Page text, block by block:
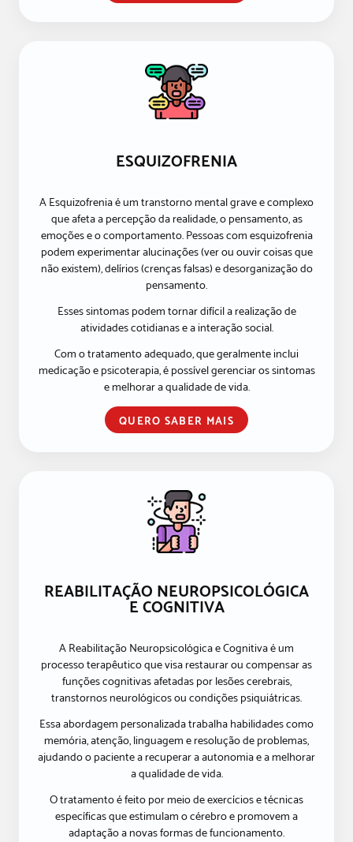
ESQUIZOFRENIA
A Esquizofrenia é um transtorno mental grave e complexo
que afeta a percepção da realidade, o pensamento, as
emoções e o comportamento. Pessoas com esquizofrenia
podem experimentar alucinações (ver ou ouvir coisas que
não existem), delírios (crenças falsas) e desorganização do
pensamento.
Esses sintomas podem tornar difícil a realização de
atividades cotidianas e a interação social.
Com o tratamento adequado, que geralmente inclui
medicação e psicoterapia, é possível gerenciar os sintomas
e melhorar a qualidade de vida.
QUERO SABER MAIS
REABILITAÇÃO NEUROPSICOLÓGICA
E COGNITIVA
A Reabilitação Neuropsicológica e Cognitiva é um
processo terapêutico que visa restaurar ou compensar as
funções cognitivas afetadas por lesões cerebrais,
transtornos neurológicos ou condições psiquiátricas.
Essa abordagem personalizada trabalha habilidades como
memória, atenção, linguagem e resolução de problemas,
ajudando o paciente a recuperar a autonomia e a melhorar
a qualidade de vida.
O tratamento é feito por meio de exercícios e técnicas
específicas que estimulam o cérebro e promovem a
adaptação a novas formas de funcionamento.